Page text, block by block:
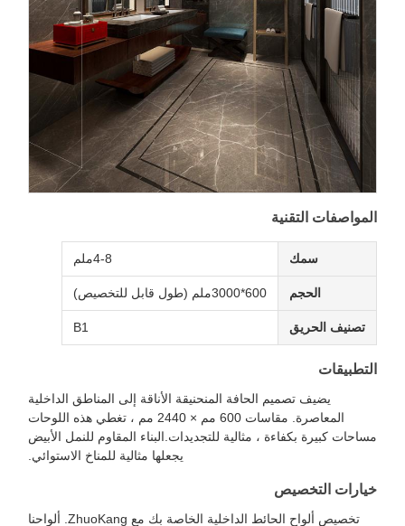
المواصفات التقنية
600*3000ملم (طول قابل للتخصيص)
تصنيف الحريق
التطبيقات
يضيف تصميم الحافة المنحنيقة الأناقة إلى المناطق الداخلية
المعاصرة. مقاسات 600 مم × 2440 مم ، تغطي هذه اللوحات
مساحات كبيرة بكفاءة ، مثالية للتجديدات.البناء المقاوم للنمل الأبيض
يجعلها مثالية للمناخ الاستوائي.
خيارات التخصيص
تخصيص ألواح الحائط الداخلية الخاصة بك مع ZhuoKang. ألواحنا